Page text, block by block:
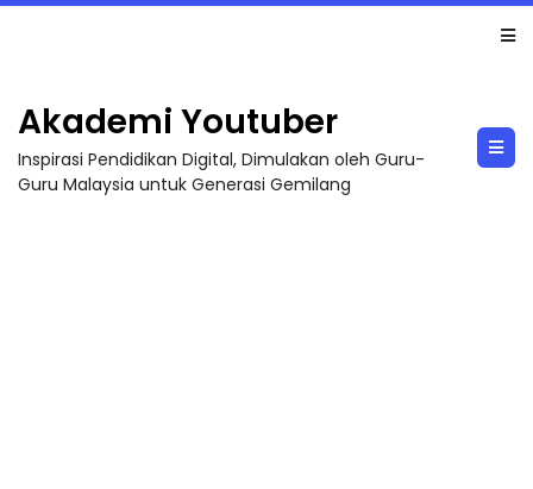
Akademi Youtuber
Inspirasi Pendidikan Digital, Dimulakan oleh Guru-
Guru Malaysia untuk Generasi Gemilang